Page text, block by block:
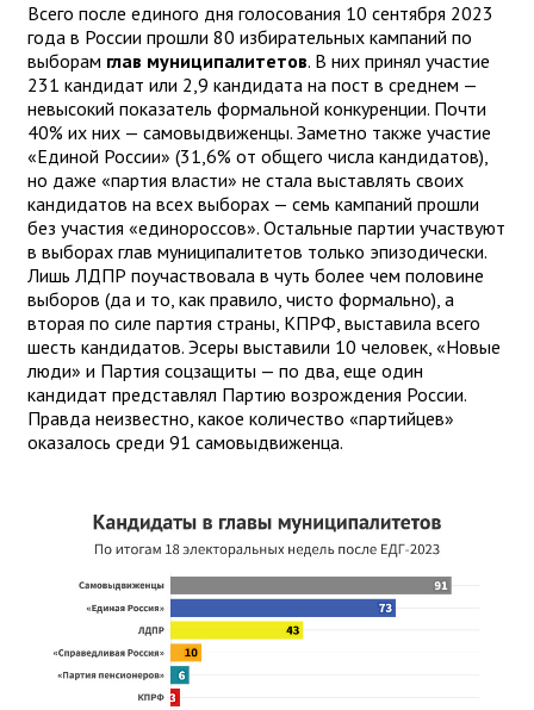
Всего после единого дня голосования 10 сентября 2023
года в России прошли 80 избирательных кампаний по
выборам глав муниципалитетов. В них принял участие
231 кандидат или 2,9 кандидата на пост в среднем —
невысокий показатель формальной конкуренции. Почти
40% их них — самовыдвиженцы. Заметно также участие
«Единой России» (31,6% от общего числа кандидатов),
но даже «партия власти» не стала выставлять своих
кандидатов на всех выборах — семь кампаний прошли
без участия «единороссов». Остальные партии участвуют
в выборах глав муниципалитетов только эпизодически.
Лишь ЛДПР поучаствовала в чуть более чем половине
выборов (да и то, как правило, чисто формально), а
вторая по силе партия страны, КПРФ, выставила всего
шесть кандидатов. Эсеры выставили 10 человек, «Новые
люди» и Партия соцзащиты — по два, еще один
кандидат представлял Партию возрождения России.
Правда неизвестно, какое количество «партийцев»
оказалось среди 91 самовыдвиженца.